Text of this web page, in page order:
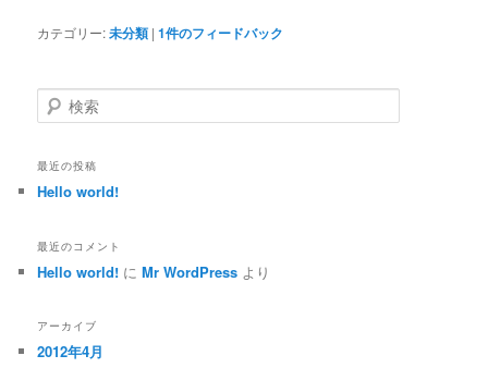
カテゴリー:未分類 |1件のフィードバック
検索
最近の投稿
Hello world!
最近のコメント
Hello world! にMr WordPress より
アーカイブ
2012年4月